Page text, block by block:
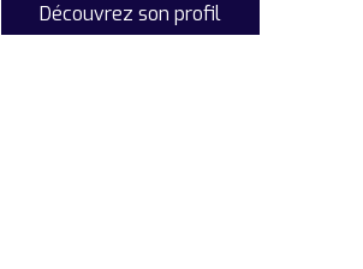
Découvrez son profil